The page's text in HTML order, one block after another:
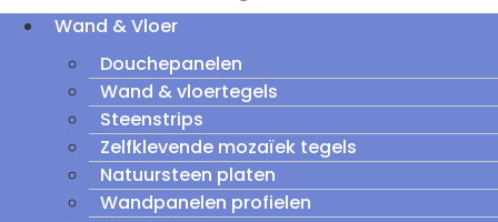
Wand & Vloer
Douchepanelen
Wand & vloertegels
Steenstrips
Zelfklevende mozaïek tegels
Natuursteen platen
Wandpanelen profielen